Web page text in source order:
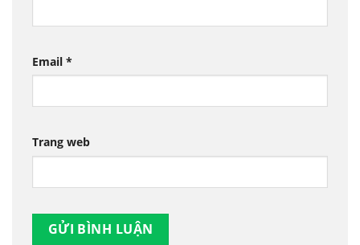
Email *
Trang web